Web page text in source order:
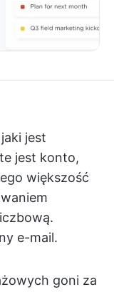
jest
jest konto,
większość
e-mail.
goni za